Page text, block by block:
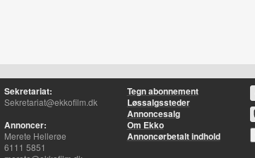
Sekretariat:
Sekretariat@ekkofilm.dk
Annoncer:
Merete Hellerøe
6111 5851
Tegn abonnement
Løssalgssteder
Annoncesalg
Om Ekko
Annoncørbetalt indhold